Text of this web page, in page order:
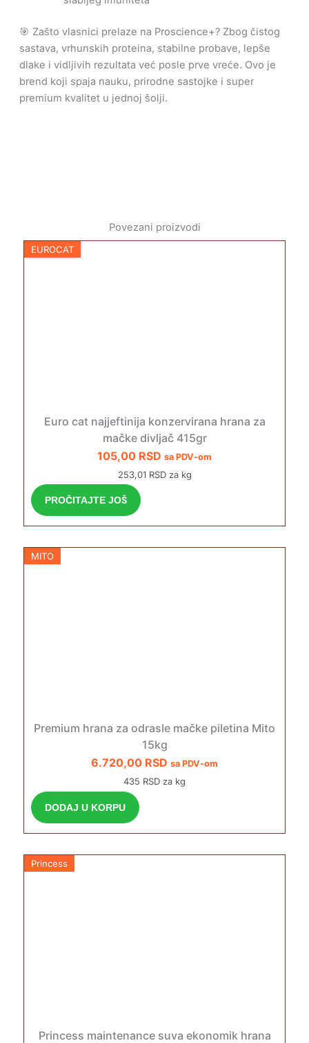
🎯 Zašto vlasnici prelaze na Proscience+? Zbog čistog
sastava, vrhunskih proteina, stabilne probave, lepše
dlake i vidljivih rezultata već posle prve vreće. Ovo je
brend koji spaja nauku, prirodne sastojke i super
premium kvalitet u jednoj šolji.
Povezani proizvodi
EUROCAT
Euro cat najjeftinija konzervirana hrana za
mačke divljač 415gr
105,00 RSD sa PDV-om
253,01 RSD za kg
PROČITAJTE JOŠ
MITO
Premium hrana za odrasle mačke piletina Mito
15kg
6.720,00 RSD sa PDV-om
435 RSD za kg
DODAJ U KORPU
Princess
Princess maintenance suva ekonomik hrana